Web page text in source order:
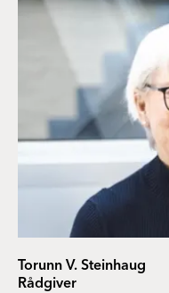
Torunn V. Steinhaug
Rådgiver